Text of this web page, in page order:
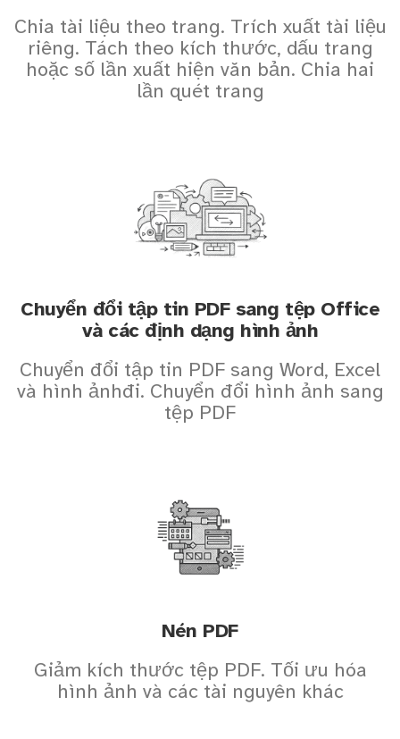
Chia tài liệu theo trang. Trích xuất tài liệu
riêng. Tách theo kích thước, dấu trang
hoặc số lần xuất hiện văn bản. Chia hai
lần quét trang
Chuyển đổi tập tin PDF sang tệp Office
và các định dạng hình ảnh
Chuyển đổi tập tin PDF sang Word, Excel
và hình ảnhđi. Chuyển đổi hình ảnh sang
tệp PDF
Nén PDF
Giảm kích thước tệp PDF. Tối ưu hóa
hình ảnh và các tài nguyên khác